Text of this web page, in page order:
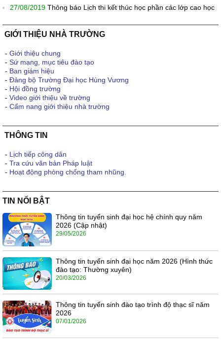
27/08/2019 Thông báo Lịch thi kết thúc học phần các lớp cao học
GIỚI THIỆU NHÀ TRƯỜNG
- Giới thiệu chung
- Sứ mạng, mục tiêu đào tạo
- Ban giám hiệu
- Đảng bộ Trường Đại học Hùng Vương
- Hội đồng trường
- Video giới thiệu về trường
- Cẩm nang giới thiệu nhà trường
THÔNG TIN
- Lịch tiếp công dân
- Tra cứu văn bản Pháp luật
- Hoạt động phòng chống tham nhũng.
TIN NỔI BẬT
Thông tin tuyển sinh đại học hệ chính quy năm
2026 (Cập nhật)
29/05/2026
Thông tin tuyển sinh đại học năm 2026 (Hình thức
đào tạo: Thường xuyên)
20/03/2026
Thông tin tuyển sinh đào tạo trình độ thạc sĩ năm
2026
07/01/2026